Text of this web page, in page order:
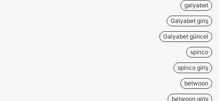
galyabet
Galyabet giriş
Galyabet güncel
spinco
spinco giriş
betwoon
betwoon giriş